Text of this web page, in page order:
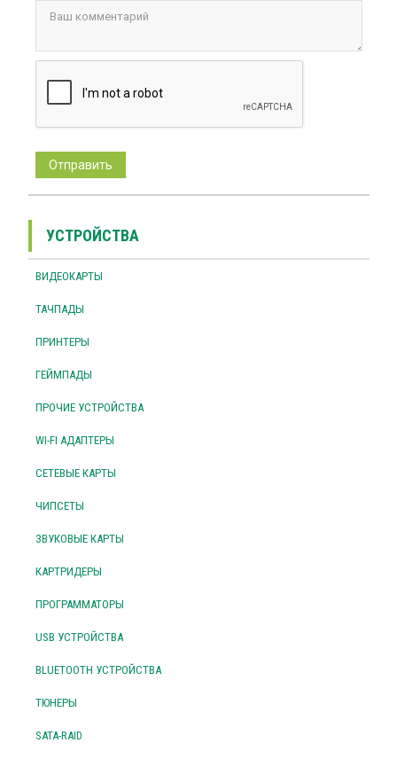
УСТРОЙСТВА
ВИДЕОКАРТЫ
ТАЧПАДЫ
ПРИНТЕРЫ
ГЕЙМПАДЫ
ПРОЧИЕ УСТРОЙСТВА
WI-FI АДАПТЕРЫ
СЕТЕВЫЕ КАРТЫ
ЧИПСЕТЫ
ЗВУКОВЫЕ КАРТЫ
КАРТРИДЕРЫ
ПРОГРАММАТОРЫ
USB УСТРОЙСТВА
BLUETOOTH УСТРОЙСТВА
ТЮНЕРЫ
SATA-RAID